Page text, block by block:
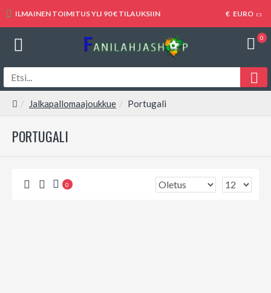
ILMAINEN TOIMITUS YLI 90 € TILAUKSIIN € EURO
0
Jalkapallomaajoukkue Portugali
PORTUGALI
0